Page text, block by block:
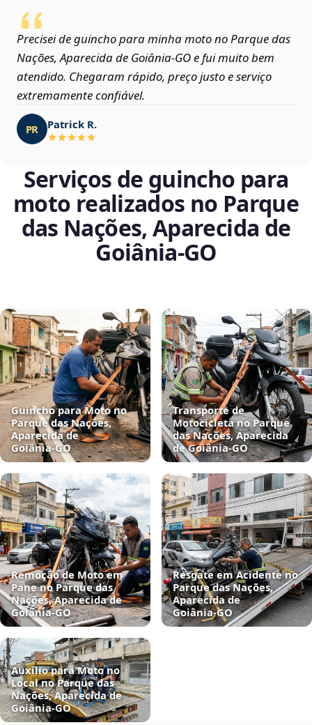
Precisei de guincho para minha moto no Parque das
Nações, Aparecida de Goiânia‑GO e fui muito bem
atendido. Chegaram rápido, preço justo e serviço
extremamente confiável.
PR Patrick R.
Serviços de guincho para
moto realizados no Parque
das Nações, Aparecida de
Goiânia‑GO
Guincho para Moto no
Parque das Nações,
Aparecida de
Goiânia‑GO
Transporte de
Motocicleta no Parque
das Nações, Aparecida
de Goiânia‑GO
Remoção de Moto em
Pane no Parque das
Nações, Aparecida de
Goiânia‑GO
Resgate em Acidente no
Parque das Nações,
Aparecida de
Goiânia‑GO
Auxílio para Moto no
Local no Parque das
Nações, Aparecida de
Goiânia‑GO